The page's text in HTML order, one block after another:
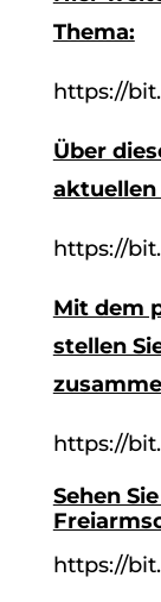
Thema:
https://
Über
https://
Mit dem
stellen
https://
Sehen
https://